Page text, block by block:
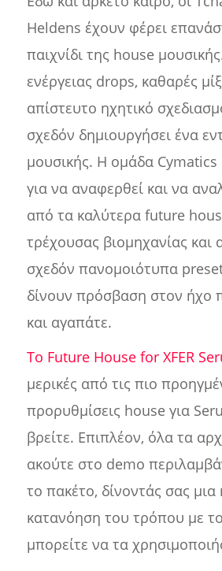
Heldens έχουν φέρει
παιχνίδι της house
ενέργειας drops, καθαρές
απίστευτο ηχητικό
σχεδόν δημιουργήσει ένα
μουσικής. Η ομάδα Cymatics
για να αναφερθεί και να
από τα καλύτερα future
τρέχουσας βιομηχανίας και
σχεδόν πανομοιότυπα
δίνουν πρόσβαση στον ήχο
και αγαπάτε.
Το Future House for XFER
μερικές από τις πιο
προρυθμίσεις house για
βρείτε. Επιπλέον, όλα τα
ακούτε στο demo
το πακέτο, δίνοντάς σας μια
κατανόηση του τρόπου με
μπορείτε να τα